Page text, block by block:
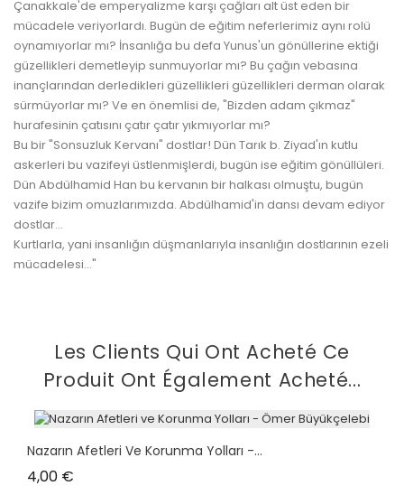
Çanakkale'de emperyalizme karşı çağları alt üst eden bir
mücadele veriyorlardı. Bugün de eğitim neferlerimiz aynı rolü
oynamıyorlar mı? İnsanlığa bu defa Yunus'un gönüllerine ektiği
güzellikleri demetleyip sunmuyorlar mı? Bu çağın vebasına
inançlarından derledikleri güzellikleri güzellikleri derman olarak
sürmüyorlar mı? Ve en önemlisi de, "Bizden adam çıkmaz"
hurafesinin çatısını çatır çatır yıkmıyorlar mı?
Bu bir "Sonsuzluk Kervanı" dostlar! Dün Tarık b. Ziyad'ın kutlu
askerleri bu vazifeyi üstlenmişlerdi, bugün ise eğitim gönüllüleri.
Dün Abdülhamid Han bu kervanın bir halkası olmuştu, bugün
vazife bizim omuzlarımızda. Abdülhamid'in dansı devam ediyor
dostlar...
Kurtlarla, yani insanlığın düşmanlarıyla insanlığın dostlarının ezeli
mücadelesi..."
Les Clients Qui Ont Acheté Ce
Produit Ont Également Acheté...
Nazarın Afetleri Ve Korunma Yolları -...
4,00 €